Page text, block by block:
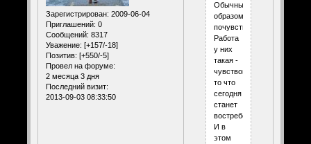
Зарегистрирован: 2009-06-04
Приглашений: 0
Сообщений: 8317
Уважение: [+157/-18]
Позитив: [+550/-5]
Провел на форуме:
2 месяца 3 дня
Последний визит:
2013-09-03 08:33:50
Обычным
образом
почувствовали.
Работа
у них
такая -
чувствовать
то что
сегодня
станет
востребованным.
И в
этом